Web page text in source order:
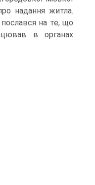
надання житла.
на те, що
в органах